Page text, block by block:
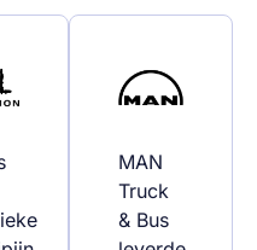
MAN
Truck
& Bus